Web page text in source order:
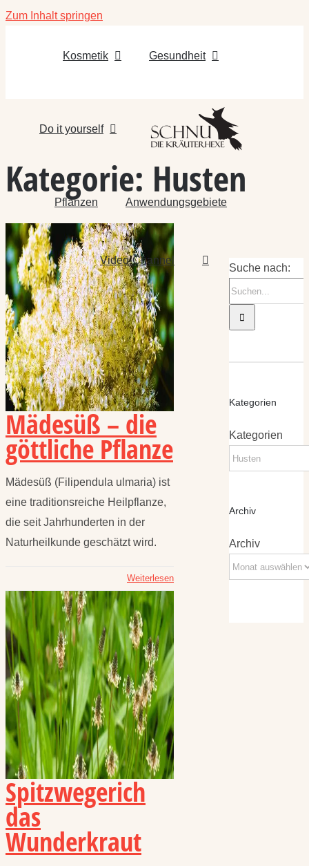
Zum Inhalt springen
Kosmetik Gesundheit
Do it yourself
Pflanzen Anwendungsgebiete
Video-Channel
Kategorie: Husten
Mädesüß – die
göttliche Pflanze
Mädesüß (Filipendula ulmaria) ist
eine traditionsreiche Heilpflanze,
die seit Jahrhunderten in der
Naturheilkunde geschätzt wird.
Weiterlesen
Spitzwegerich
das
Wunderkraut
Suche nach:
Kategorien
Kategorien
Archiv
Archiv